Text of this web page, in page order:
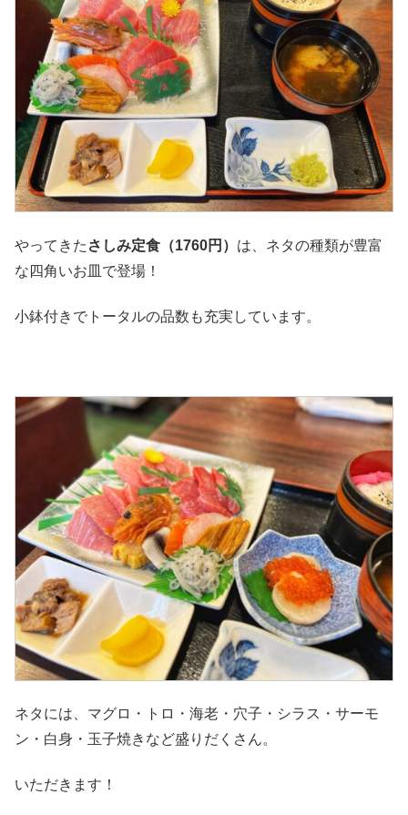
やってきた さしみ定食（1760円） は、ネタの種類が豊富
な四角いお皿で登場！
小鉢付きでトータルの品数も充実しています。
ネタには、マグロ・トロ・海老・穴子・シラス・サーモ
ン・白身・玉子焼きなど盛りだくさん。
いただきます！